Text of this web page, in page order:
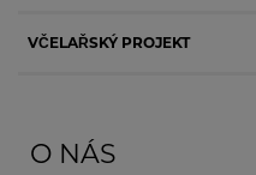
O NÁS
VČELAŘSKÝ PROJEKT